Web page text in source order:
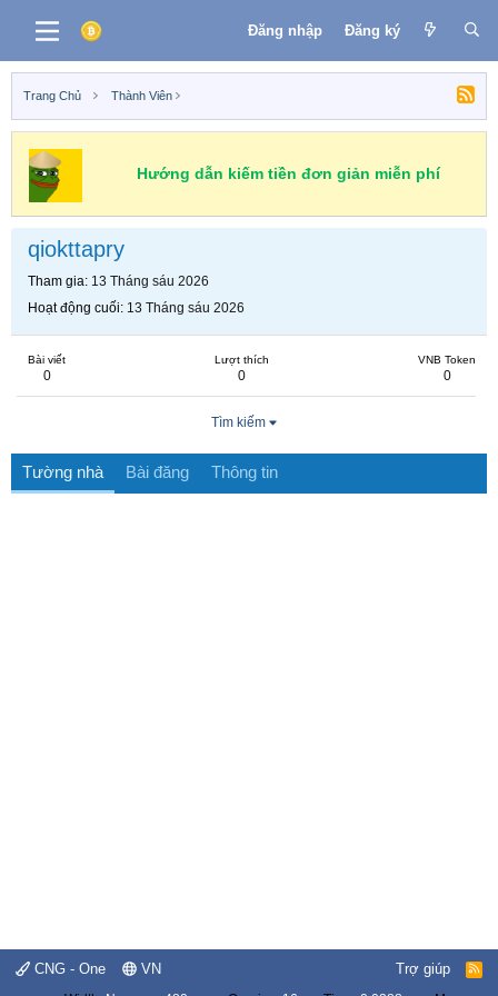
Đăng nhập Đăng ký
Trang Chủ Thành Viên
Hướng dẫn kiếm tiền đơn giản miễn phí
qiokttapry
Tham gia 13 Tháng sáu 2026
Hoạt động cuối 13 Tháng sáu 2026
Bài viết
0
Lượt thích
0
VNB Token
0
Tìm kiếm
Tường nhà Bài đăng Thông tin
CNG - One VN Trợ giúp
R